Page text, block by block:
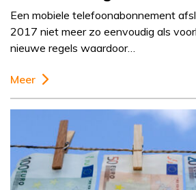
Een mobiele telefoonabonnement
2017 niet meer zo eenvoudig als
nieuwe regels waardoor…
Meer